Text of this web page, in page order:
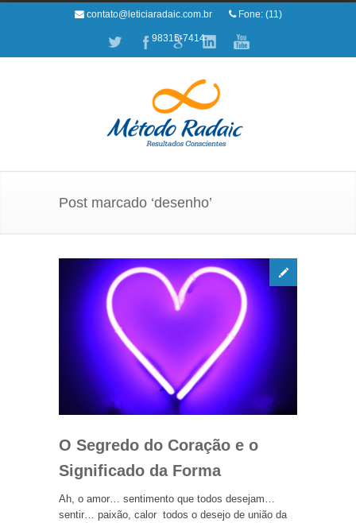
contato@leticiaradaic.com.br Fone: (11)
98315-7414
Post marcado ‘desenho’
O Segredo do Coração e o
Significado da Forma
Ah, o amor… sentimento que todos desejam…
sentir… paixão, calor todos o desejo de união da